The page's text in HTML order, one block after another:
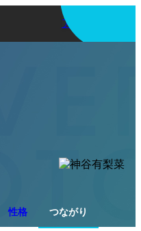
アプリを使う
性格 つながり